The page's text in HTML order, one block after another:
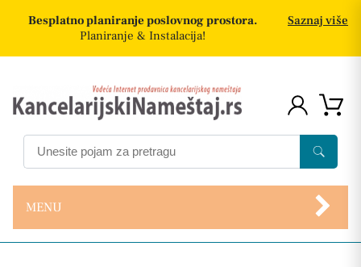
Besplatno planiranje poslovnog prostora.
Planiranje & Instalacija!
Saznaj više
MENU